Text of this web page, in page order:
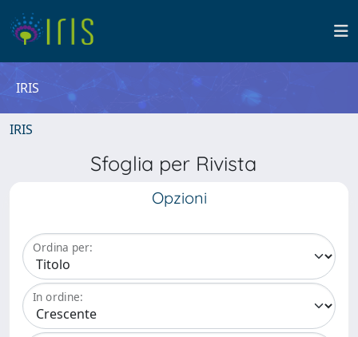
IRIS
IRIS
Sfoglia per Rivista
Opzioni
Ordina per:
In ordine: